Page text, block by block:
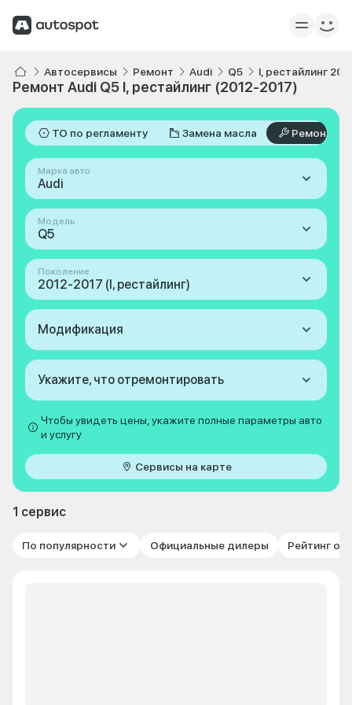
Автосервисы Ремонт Audi Q5 I, рестайлинг
Ремонт Audi Q5 I, рестайлинг (2012-2017)
ТО по регламенту Замена масла Ремонт
Марка авто
Audi
Модель
Q5
Поколение
2012-2017 (I, рестайлинг)
Модификация
Укажите, что отремонтировать
Чтобы увидеть цены, укажите полные параметры авто
и услугу
Сервисы на карте
1 сервис
По популярности Официальные дилеры Рейтинг